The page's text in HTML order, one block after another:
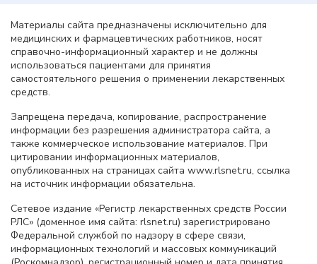
Материалы сайта предназначены исключительно для
медицинских и фармацевтических работников, носят
справочно-информационный характер и не должны
использоваться пациентами для принятия
самостоятельного решения о применении лекарственных
средств.
Запрещена передача, копирование, распространение
информации без разрешения администратора сайта, а
также коммерческое использование материалов. При
цитировании информационных материалов,
опубликованных на страницах сайта www.rlsnet.ru, ссылка
на источник информации обязательна.
Сетевое издание «Регистр лекарственных средств России
РЛС» (доменное имя сайта: rlsnet.ru) зарегистрировано
Федеральной службой по надзору в сфере связи,
информационных технологий и массовых коммуникаций